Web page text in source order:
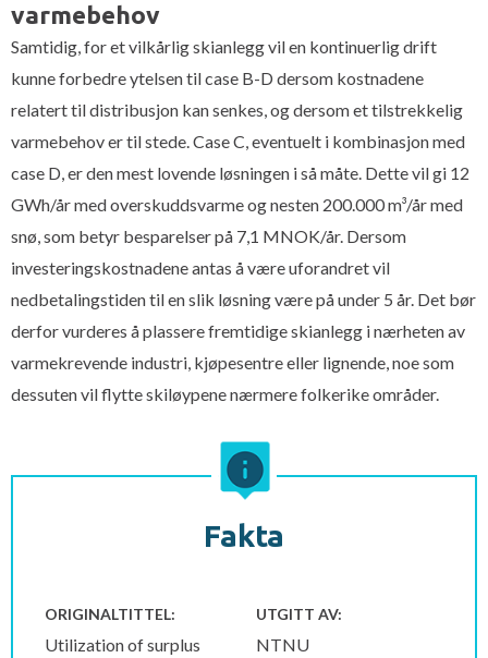
varmebehov
Samtidig, for et vilkårlig skianlegg vil en kontinuerlig drift
kunne forbedre ytelsen til case B-D dersom kostnadene
relatert til distribusjon kan senkes, og dersom et tilstrekkelig
varmebehov er til stede. Case C, eventuelt i kombinasjon med
case D, er den mest lovende løsningen i så måte. Dette vil gi 12
GWh/år med overskuddsvarme og nesten 200.000 m³/år med
snø, som betyr besparelser på 7,1 MNOK/år. Dersom
investeringskostnadene antas å være uforandret vil
nedbetalingstiden til en slik løsning være på under 5 år. Det bør
derfor vurderes å plassere fremtidige skianlegg i nærheten av
varmekrevende industri, kjøpesentre eller lignende, noe som
dessuten vil flytte skiløypene nærmere folkerike områder.
Fakta
ORIGINALTITTEL:
Utilization of surplus
UTGITT AV:
NTNU